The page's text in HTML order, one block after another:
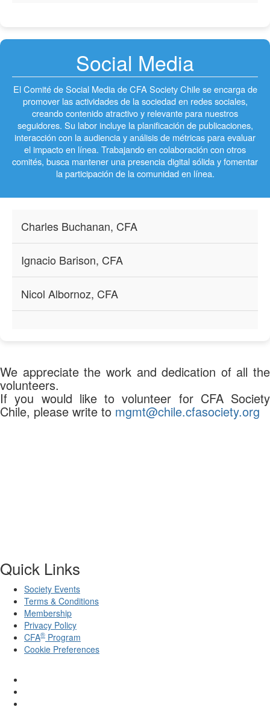
Social Media
El Comité de Social Media de CFA Society Chile se encarga de
promover las actividades de la sociedad en redes sociales,
creando contenido atractivo y relevante para nuestros
seguidores. Su labor incluye la planificación de publicaciones,
interacción con la audiencia y análisis de métricas para evaluar
el impacto en línea. Trabajando en colaboración con otros
comités, busca mantener una presencia digital sólida y fomentar
la participación de la comunidad en línea.
Charles Buchanan, CFA
Ignacio Barison, CFA
Nicol Albornoz, CFA
We appreciate the work and dedication of all the
volunteers.
If you would like to volunteer for CFA Society
Chile, please write to mgmt@chile.cfasociety.org
Quick Links
Society Events
Terms & Conditions
Membership
Privacy Policy
CFA® Program
Cookie Preferences